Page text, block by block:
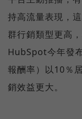
持高流量表現，
群行銷類型更高
HubSpot今年發
報酬率）以10％
銷效益更大。